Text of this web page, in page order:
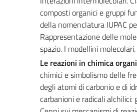
composti organici e gruppi
della nomenclatura IUPAC
Rappresentazione delle
spazio. I modellini molecolari.
Le reazioni in chimica
chimici e simbolismo delle
degli atomi di carbonio e di
carbanioni e radicali